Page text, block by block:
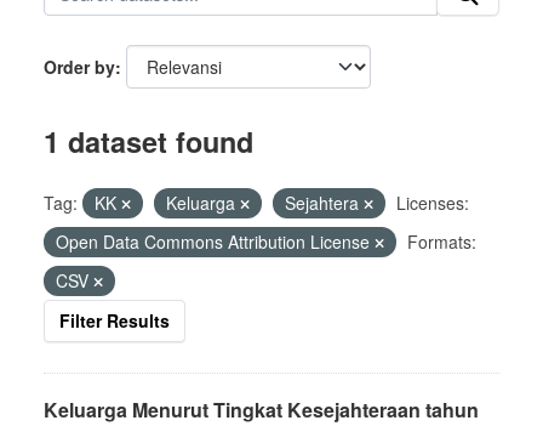
Order by
1 dataset found
Tag: KK Keluarga Sejahtera
Licenses:
Open Data Commons Attribution License
Formats:
CSV
Filter Results
Keluarga Menurut Tingkat Kesejahteraan tahun